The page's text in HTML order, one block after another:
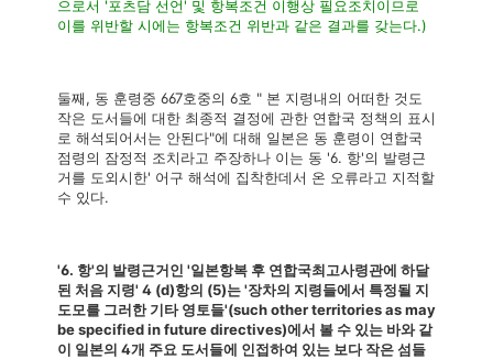
으로서 '포츠담 선언' 및 항복조건 이행상 필요조치이므로
이를 위반할 시에는 항복조건 위반과 같은 결과를 갖는다.)
둘째, 동 훈령중 667호중의 6호 " 본 지령내의 어떠한 것도
작은 도서들에 대한 최종적 결정에 관한 연합국 정책의 표시
로 해석되어서는 안된다"에 대해 일본은 동 훈령이 연합국
점령의 잠정적 조치라고 주장하나 이는 동 '6. 항'의 발령근
거를 도외시한' 어구 해석에 집착한데서 온 오류라고 지적할
수 있다.
'6. 항'의 발령근거인 '일본항복 후 연합국최고사령관에 하달
된 처음 지령' 4 (d)항의 (5)는 '장차의 지령들에서 특정될 지
도모를 그러한 기타 영토들'(such other territories as may
be specified in future directives)에서 볼 수 있는 바와 같
이 일본의 4개 주요 도서들에 인접하여 있는 보다 작은 섬들